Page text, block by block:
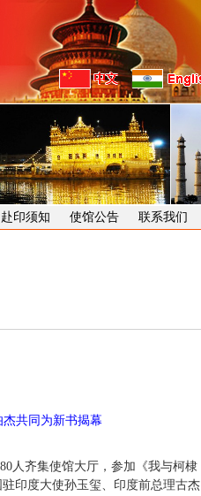
赴印须知 使馆公告 联系我们
共同为新书揭幕
人齐集使馆大厅，参加《我与柯棣
印度大使孙玉玺、印度前总理古杰